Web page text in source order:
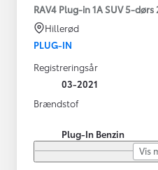
RAV4 Plug-in 1A SUV 5-
Hillerød
PLUG-IN
Registreringsår
03-2021
Brændstof
Plug-In Benzin
Vis